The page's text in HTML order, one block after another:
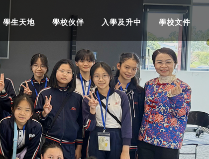
學生天地 學校伙伴 入學及升中 學校文件